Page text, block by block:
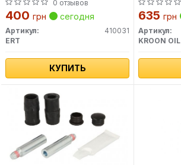
0 отзывов
400 грн сегодня
Артикул:
410031
ERT
КУПИТЬ
635 грн
Артикул:
KROON OIL